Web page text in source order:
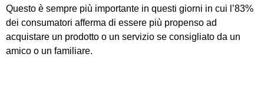
Questo è sempre più importante in questi giorni in cui l’83%
dei consumatori afferma di essere più propenso ad
acquistare un prodotto o un servizio se consigliato da un
amico o un familiare.